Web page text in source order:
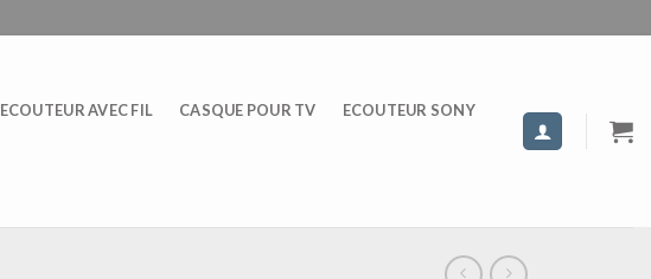
ECOUTEUR AVEC FIL CASQUE POUR TV ECOUTEUR SONY